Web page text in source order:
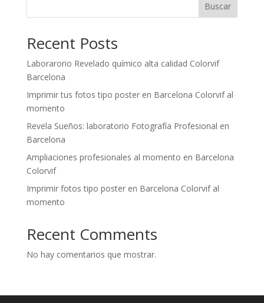
Buscar
Recent Posts
Laborarorio Revelado químico alta calidad Colorvif
Barcelona
Imprimir tus fotos tipo poster en Barcelona Colorvif al
momento
Revela Sueños: laboratorio Fotografía Profesional en
Barcelona
Ampliaciones profesionales al momento en Barcelona
Colorvif
Imprimir fotos tipo poster en Barcelona Colorvif al
momento
Recent Comments
No hay comentarios que mostrar.